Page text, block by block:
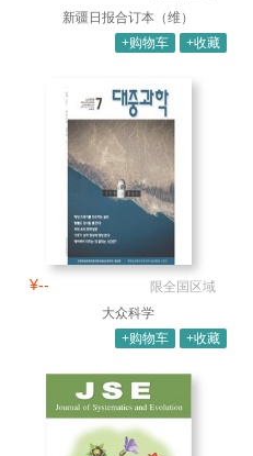
新疆日报合订本（维）
+购物车
+收藏
¥--
限全国区域
大众科学
+购物车
+收藏